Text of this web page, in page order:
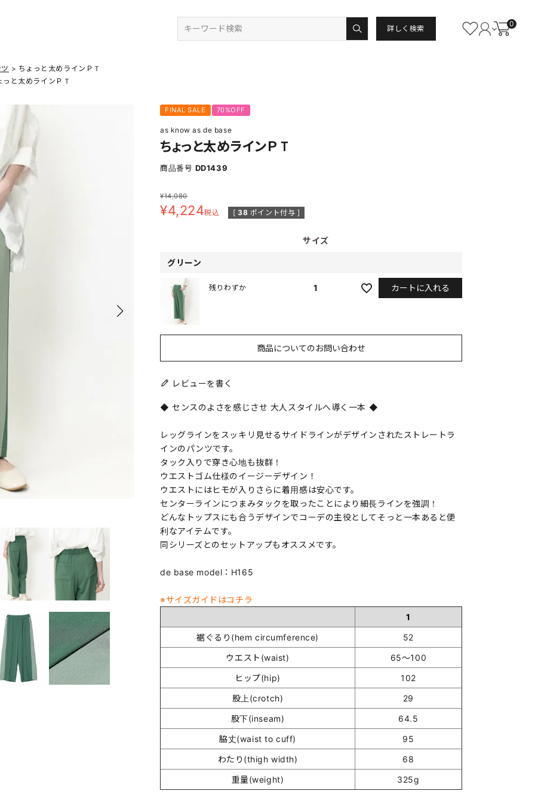
詳しく検索
0
ちょっと太めラインＰＴ
っと太めラインＰＴ
FINAL SALE 70%OFF
as know as de base
ちょっと太めラインＰＴ
商品番号 DD1439
¥14,080
¥4,224税込 [ 38 ポイント付与 ]
サイズ
グリーン
1
残りわずか カートに入れる
商品についてのお問い合わせ
レビューを書く
◆ センスのよさを感じさせ 大人スタイルへ導く一本 ◆
レッグラインをスッキリ見せるサイドラインがデザインされたストレートラ
インのパンツです。
タック入りで穿き心地も抜群！
ウエストゴム仕様のイージーデザイン！
ウエストにはヒモが入りさらに着用感は安心です。
センターラインにつまみタックを取ったことにより細長ラインを強調！
どんなトップスにも合うデザインでコーデの主役としてそっと一本あると便
利なアイテムです。
同シリーズとのセットアップもオススメです。
de base model：H165
※サイズガイドはコチラ
1
裾ぐるり(hem circumference)
52
ウエスト(waist)
65～100
ヒップ(hip)
102
股上(crotch)
29
股下(inseam)
64.5
脇丈(waist to cuff)
95
わたり(thigh width)
68
重量(weight)
325g